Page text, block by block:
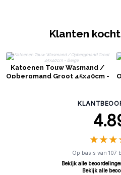
Klanten
Katoenen Touw Wasmand /
Opbergmand Groot 45x40cm -
★★★
★★★
Op basis van 107
Bekijk alle
Bekijk alle